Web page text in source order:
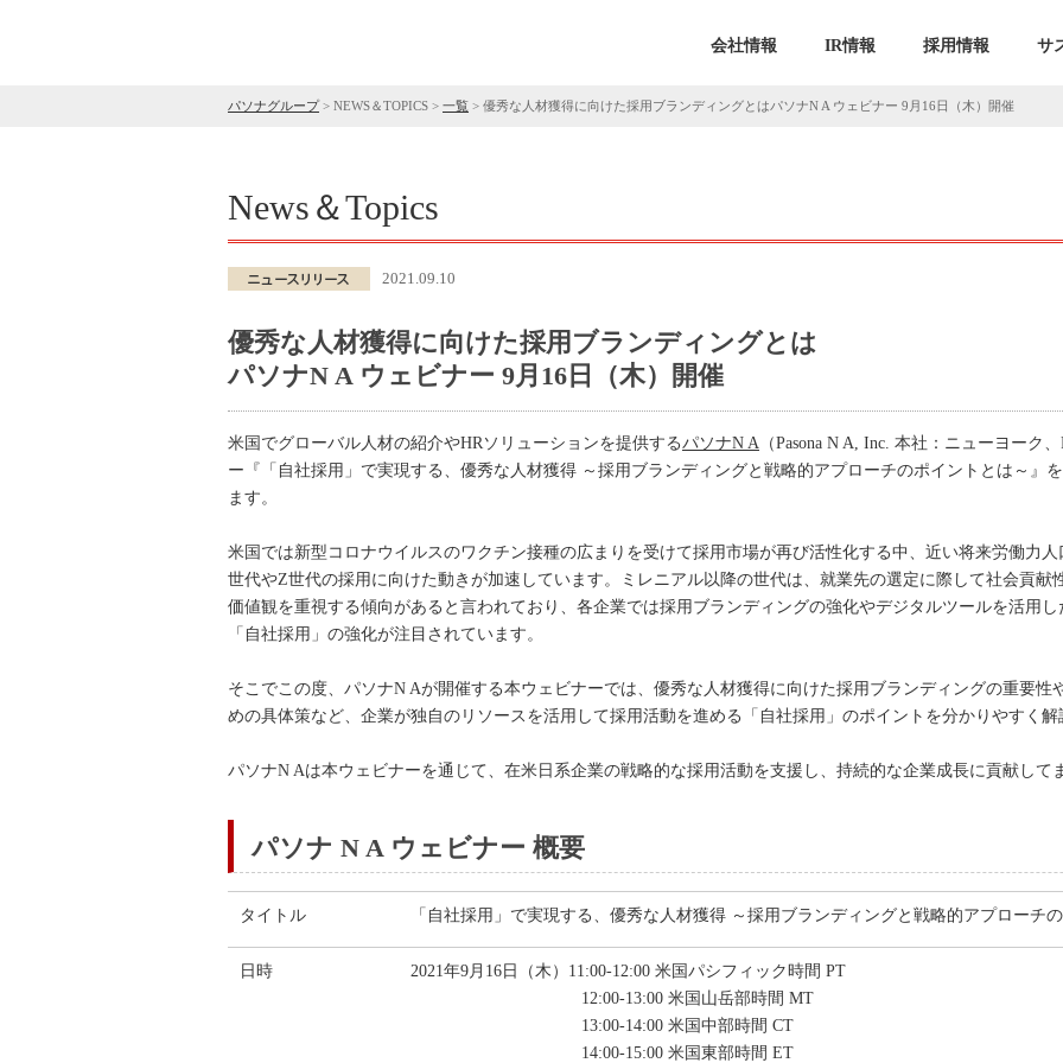
会社情報 IR情報 採用情報 サ
パソナグループ> NEWS＆TOPICS > 一覧 > 優秀な人材獲得に向けた採用ブランディングとはパソナN A ウェビナー 9月16日（木）開催
News＆Topics
2021.09.10
優秀な人材獲得に向けた採用ブランディングとは
パソナN A ウェビナー 9月16日（木）開催
米国でグローバル人材の紹介やHRソリューションを提供するパソナN A （Pasona N A, Inc. 本社：ニューヨーク
ー『「自社採用」で実現する、優秀な人材獲得 ～採用ブランディングと戦略的アプローチのポイントとは～』
ます。
米国では新型コロナウイルスのワクチン接種の広まりを受けて採用市場が再び活性化する中、近い将来労働力
世代やZ世代の採用に向けた動きが加速しています。ミレニアル以降の世代は、就業先の選定に際して社会貢献
価値観を重視する傾向があると言われており、各企業では採用ブランディングの強化やデジタルツールを活用
「自社採用」の強化が注目されています。
そこでこの度、パソナN Aが開催する本ウェビナーでは、優秀な人材獲得に向けた採用ブランディングの重要性
めの具体策など、企業が独自のリソースを活用して採用活動を進める「自社採用」のポイントを分かりやすく解
パソナN Aは本ウェビナーを通じて、在米日系企業の戦略的な採用活動を支援し、持続的な企業成長に貢献して
パソナ N A ウェビナー 概要
タイトル 「自社採用」で実現する、優秀な人材獲得 ～採用ブランディングと戦略的アプローチ
日時
2021年9月16日（木）11:00-12:00 米国パシフィック時間 PT
12:00-13:00 米国山岳部時間 MT
13:00-14:00 米国中部時間 CT
14:00-15:00 米国東部時間 ET